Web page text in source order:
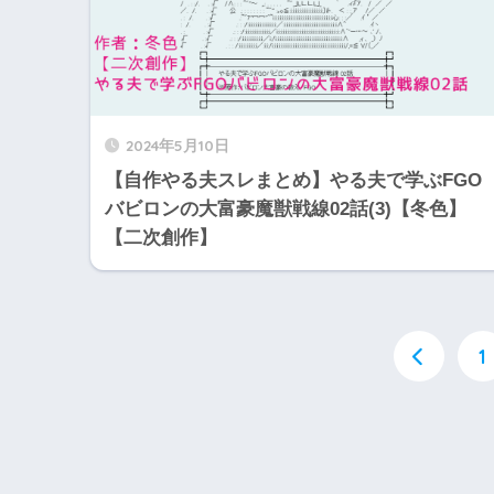
2024年5月10日
【自作やる夫スレまとめ】やる夫で学ぶFGO
バビロンの大富豪魔獣戦線02話(3)【冬色】
【二次創作】
1